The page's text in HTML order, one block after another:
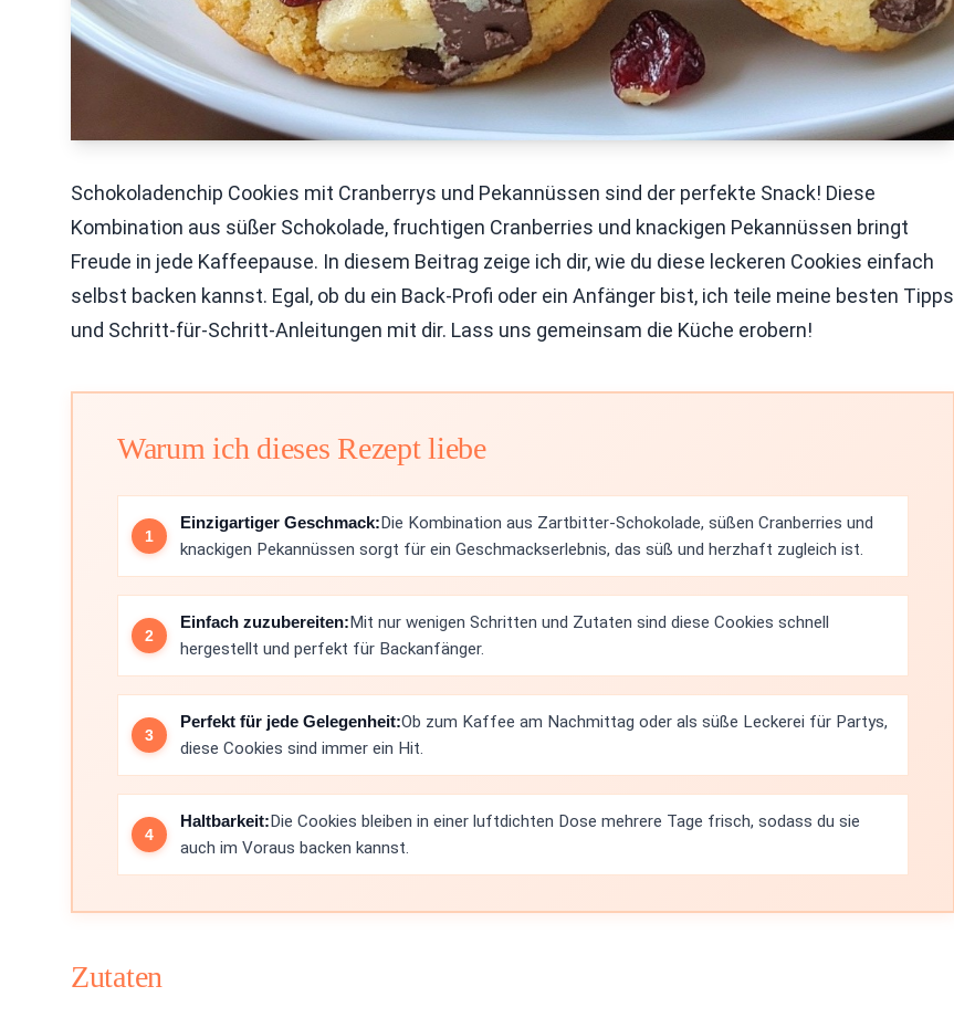
Schokoladenchip Cookies mit Cranberrys und Pekannüssen sind der perfekte Snack! Diese
Kombination aus süßer Schokolade, fruchtigen Cranberries und knackigen Pekannüssen bringt
Freude in jede Kaffeepause. In diesem Beitrag zeige ich dir, wie du diese leckeren Cookies einfach
selbst backen kannst. Egal, ob du ein Back-Profi oder ein Anfänger bist, ich teile meine besten Tipps
und Schritt-für-Schritt-Anleitungen mit dir. Lass uns gemeinsam die Küche erobern!
Warum ich dieses Rezept liebe
Einzigartiger Geschmack:Die Kombination aus Zartbitter-Schokolade, süßen Cranberries und
knackigen Pekannüssen sorgt für ein Geschmackserlebnis, das süß und herzhaft zugleich ist.
Einfach zuzubereiten:Mit nur wenigen Schritten und Zutaten sind diese Cookies schnell
hergestellt und perfekt für Backanfänger.
Perfekt für jede Gelegenheit:Ob zum Kaffee am Nachmittag oder als süße Leckerei für Partys,
diese Cookies sind immer ein Hit.
Haltbarkeit:Die Cookies bleiben in einer luftdichten Dose mehrere Tage frisch, sodass du sie
auch im Voraus backen kannst.
Zutaten